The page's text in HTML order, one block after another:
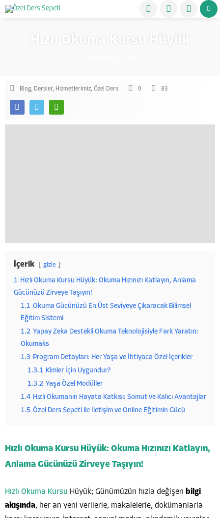
Hızlı Okuma Kursu Hüyük
Blog, Dersler, Hizmetlerimiz, Özel Ders 0 83
İçerik gizle
1 Hızlı Okuma Kursu Hüyük: Okuma Hızınızı Katlayın, Anlama
Gücünüzü Zirveye Taşıyın!
1.1 Okuma Gücünüzü En Üst Seviyeye Çıkaracak Bilimsel
Eğitim Sistemi
1.2 Yapay Zeka Destekli Okuma Teknolojisiyle Fark Yaratın:
Okumaks
1.3 Program Detayları: Her Yaşa ve İhtiyaca Özel İçerikler
1.3.1 Kimler İçin Uygundur?
1.3.2 Yaşa Özel Modüller
1.4 Hızlı Okumanın Hayata Katkısı: Somut ve Kalıcı Avantajlar
1.5 Özel Ders Sepeti ile İletişim ve Online Eğitimin Gücü
Hızlı Okuma Kursu Hüyük: Okuma Hızınızı Katlayın,
Anlama Gücünüzü Zirveye Taşıyın!
Hızlı Okuma Kursu Hüyük; Günümüzün hızla değişen bilgi
akışında, her an yeni verilerle, makalelerle, dokümanlarla